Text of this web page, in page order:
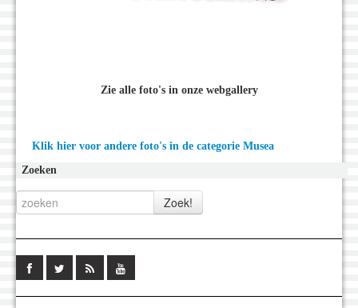
Zie alle foto's in onze webgallery
Klik hier voor andere foto's in de categorie Musea
Zoeken